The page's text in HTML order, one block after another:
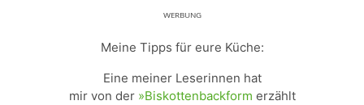
ᵂᴱᴿᴮᵁᴺᴳ
Meine Tipps für eure Küche:
Eine meiner Leserinnen hat
mir von der »Biskottenbackform erzählt